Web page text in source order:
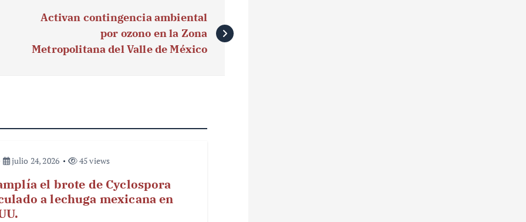
Activan contingencia ambiental
por ozono en la Zona
Metropolitana del Valle de México
julio 24, 2026 45 views
el brote de Cyclospora
a lechuga mexicana en